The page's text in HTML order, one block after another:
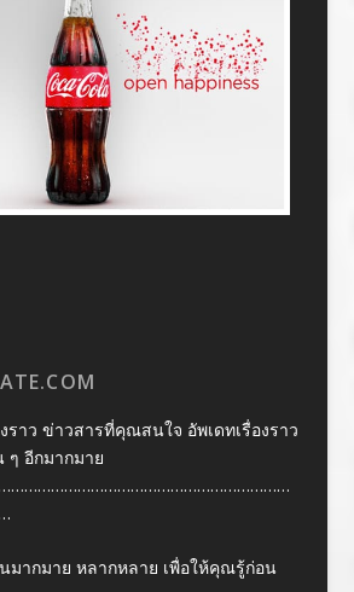
ราว ข่าวสารที่คุณสนใจ อัพเดทเรื่องราว
ๆ อีกมากมาย
มากมาย หลากหลาย เพื่อให้คุณรู้ก่อน